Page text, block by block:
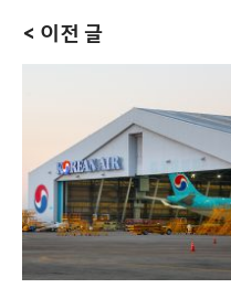
< 이전 글